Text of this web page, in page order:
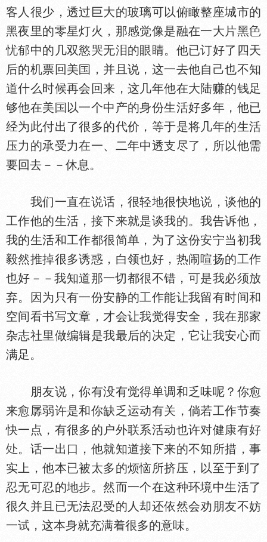
客人很少，透过巨大的玻璃可以俯瞰整座城市的
黑夜里的零星灯火，那感觉像是融在一大片黑
忧郁中的几双慾哭无泪的眼睛。他已订好了四天
后的机票回美
，并且说，这一去他自己也不知
道什么时候再会回来，这几年他在大陆赚的钱足
够他在美
以一个中产的身份生活好多年，他已
经为此付出了很多的代价，等于是将几年的生活
压力的承受力在一、二年中透支尽了，所以他需
要回去－－休息。
我们一直在说话，很轻地很快地说，谈他的
工作他的生活，接下来就是谈我的。我告诉他，
我的生活和工作都很简单，为了这份安宁当初我
毅然推掉很多诱惑，白领也好，热闹喧扬的工作
也好－－我知道那一切都很不错，可是我必须放
弃。因为只有一份安静的工作能让我留有时间和
空间看书写文章，才会让我觉得安全，我在那家
杂志社里做编辑是我最后的决定，它让我安心而
满足。
朋友说，你有没有觉得单调和乏味呢？你愈
来愈孱弱许是和你缺乏运动有关，倘若工作节奏
快一点，有很多的户外联系活动也许对健康有好
。话一出口，他就知道接下来的不知所措，事
实上，他本已被太多的烦恼所挤压，以至于到了
忍无可忍的地步。然而一个在这种环境中生活了
很久并且已无法忍受的人却还依然会劝朋友不妨
一试，这本身就充满着很多的意味。